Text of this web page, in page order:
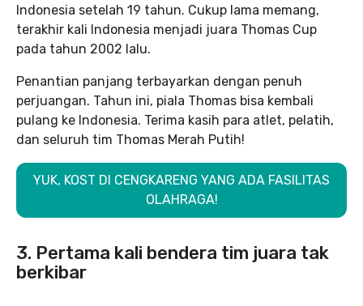
Indonesia setelah 19 tahun. Cukup lama memang,
terakhir kali Indonesia menjadi juara Thomas Cup
pada tahun 2002 lalu.
Penantian panjang terbayarkan dengan penuh
perjuangan. Tahun ini, piala Thomas bisa kembali
pulang ke Indonesia. Terima kasih para atlet, pelatih,
dan seluruh tim Thomas Merah Putih!
YUK, KOST DI CENGKARENG YANG ADA FASILITAS
OLAHRAGA!
3. Pertama kali bendera tim juara tak
berkibar